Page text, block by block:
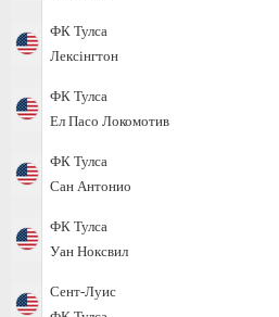
ФК Тулса
Лексінгтон
ФК Тулса
Ел Пасо Локомотив
ФК Тулса
Сан Антонио
ФК Тулса
Уан Ноксвил
Сент-Луис